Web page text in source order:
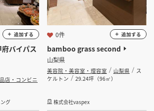
選択する
と検索できます。
バイパス
店・コンビニ
グ
追加する
bamboo grass second
山梨県
美容院・美容室・理容室 山梨県
ス
ケルトン
29.24坪（96㎡）
株式会社vaspex
0件 追加する